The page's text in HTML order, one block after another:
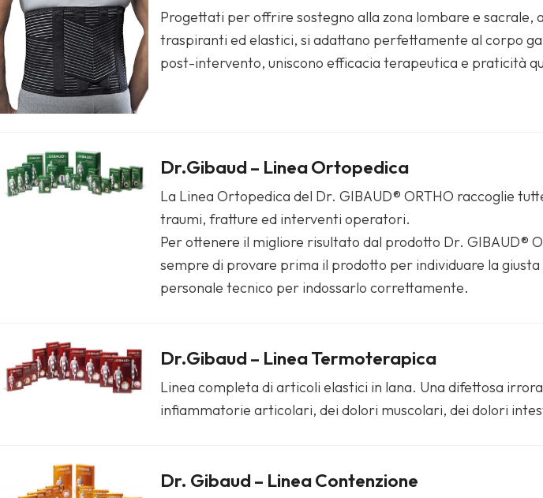
Progettati per offrire sostegno alla zona lombare e
traspiranti ed elastici, si adattano perfettamente al corpo
post-intervento, uniscono efficacia terapeutica e praticità
Dr.Gibaud – Linea Ortopedica
La Linea Ortopedica del Dr. GIBAUD® ORTHO raccoglie
traumi, fratture ed interventi operatori.
Per ottenere il migliore risultato dal prodotto Dr. GIBAUD®
sempre di provare prima il prodotto per individuare la
personale tecnico per indossarlo correttamente.
Dr.Gibaud – Linea Termoterapica
Linea completa di articoli elastici in lana. Una difettosa
infiammatorie articolari, dei dolori muscolari, dei dolori
Dr. Gibaud – Linea Contenzione